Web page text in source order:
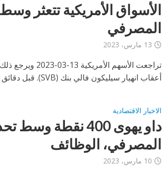
الأسواق الأمريكية تتعثر
المصرفي
13 مارس، 2023
تراجعت الأسهم
أعقاب انهيار سيليكون فالي بنك (SVB). قبل دقائق من الافتتاح، علق رئيس الولايات...
الاخبار الاقتصادية
داو يهوى 400 نقطة
المصرفي، الوظائف
10 مارس، 2023